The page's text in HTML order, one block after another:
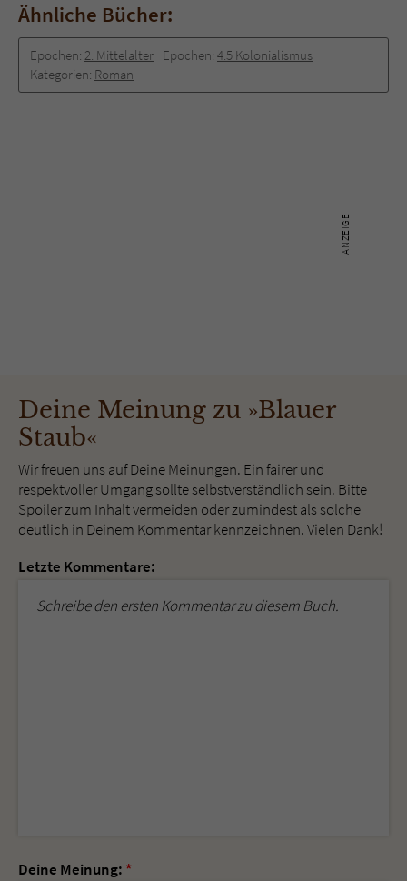
Ähnliche Bücher:
Epochen: 2. Mittelalter Epochen: 4.5 Kolonialismus
Kategorien: Roman
Deine Meinung zu »Blauer
Staub«
Wir freuen uns auf Deine Meinungen. Ein fairer und
respektvoller Umgang sollte selbstverständlich sein. Bitte
Spoiler zum Inhalt vermeiden oder zumindest als solche
deutlich in Deinem Kommentar kennzeichnen. Vielen Dank!
Letzte Kommentare:
Schreibe den ersten Kommentar zu diesem Buch.
Deine Meinung: *